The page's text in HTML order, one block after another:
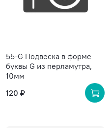
55-G Подвеска в форме
буквы G из перламутра,
10мм
120 ₽